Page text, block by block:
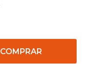
COMPRAR